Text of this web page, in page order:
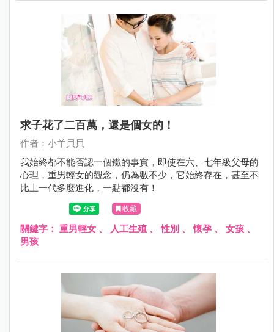
求子花了二百萬，還是個女的！
作者：小羊貝貝
我始終都不能否認一個鐵的事實，即使在六、七年級父母的
心理，重男輕女的觀念，仍為數不少，它始終存在，甚至不
比上一代多麼進化，一點都沒有！
收藏
關鍵字： 重男輕女 、 人工生殖 、性別 、懷孕 、 女孩 、
男孩